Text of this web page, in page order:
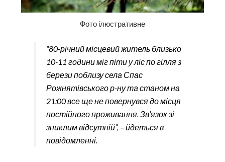
Фото ілюстративне
“80-річний місцевий житель близько
10-11 години міг піти у ліс по гілля з
берези поблизу села Спас
Рожнятівського р-ну та станом на
21:00 все ще не повернувся до місця
постійного проживання. Зв’язок зі
зниклим відсутній”, – йдеться в
повідомленні.